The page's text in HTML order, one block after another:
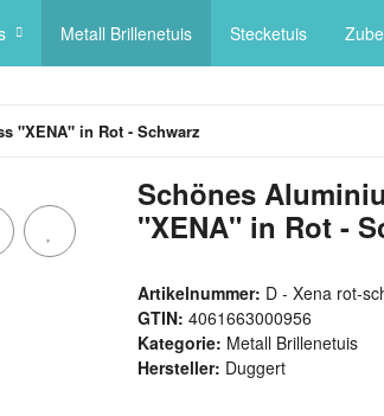
Metall Brillenetuis Stecketuis
"XENA" in Rot - Schwarz
Schönes
"XENA" in Rot -
Artikelnummer: D - Xena rot-
GTIN: 4061663000956
Kategorie: Metall Brillenetuis
Hersteller: Duggert